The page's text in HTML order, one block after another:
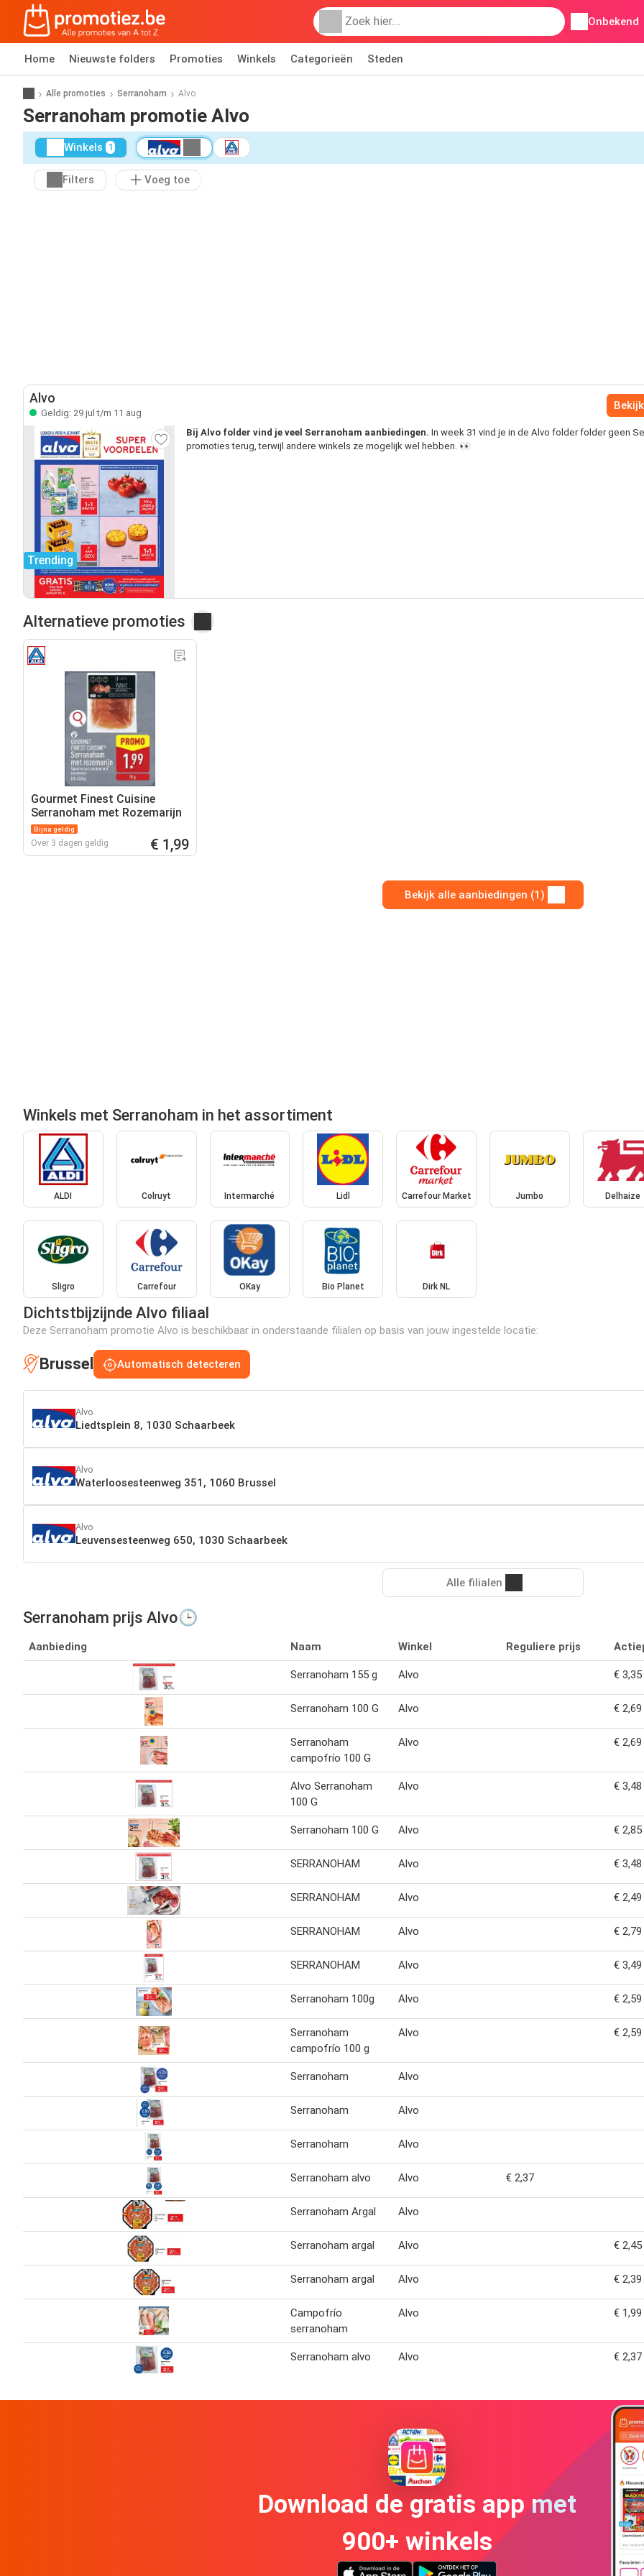
Onbekend
Home Nieuwste folders Promoties Winkels Categorieën Steden
Alle promoties Serranoham Alvo
Serranoham promotie Alvo
Winkels 1
Filters Voeg toe
Alvo
Geldig: 29 jul t/m 11 aug
Trending
Bij Alvo folder vind je veel Serranoham aanbiedingen. In week 31 vind je in de Alvo folder folder geen
promoties terug, terwijl andere winkels ze mogelijk wel hebben. 👀
Alternatieve promoties
Gourmet Finest Cuisine
Serranoham met Rozemarijn
Bijna geldig
Over 3 dagen geldig € 1,99
Bekijk alle aanbiedingen (1)
Winkels met Serranoham in het assortiment
ALDI Colruyt Intermarché Lidl Carrefour Market Jumbo Delhaize
Sligro Carrefour OKay Bio Planet Dirk NL
Dichtstbijzijnde Alvo filiaal
Deze Serranoham promotie Alvo is beschikbaar in onderstaande filialen op basis van jouw ingestelde locatie:
Brussel Automatisch detecteren
Alvo
Liedtsplein 8, 1030 Schaarbeek
Alvo
Waterloosesteenweg 351, 1060 Brussel
Alvo
Leuvensesteenweg 650, 1030 Schaarbeek
Alle filialen
Serranoham prijs Alvo🕒
Aanbieding Naam Winkel Reguliere prijs
Serranoham 155 g Alvo € 3,35
Serranoham 100 G Alvo € 2,69
Serranoham
campofrío 100 G
Alvo € 2,69
Alvo Serranoham
100 G
Alvo € 3,48
Serranoham 100 G Alvo € 2,85
SERRANOHAM Alvo € 3,48
SERRANOHAM Alvo € 2,49
SERRANOHAM Alvo € 2,79
SERRANOHAM Alvo € 3,49
Serranoham 100g Alvo € 2,59
Serranoham
campofrío 100 g
Alvo € 2,59
Serranoham Alvo
Serranoham Alvo
Serranoham Alvo
Serranoham alvo Alvo € 2,37
Serranoham Argal Alvo
Serranoham argal Alvo € 2,45
Serranoham argal Alvo € 2,39
Campofrío
serranoham
Alvo € 1,99
Serranoham alvo Alvo € 2,37
Download de gratis app met
900+ winkels